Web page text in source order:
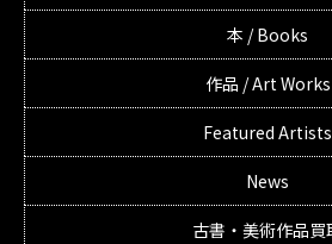
本 / Books
作品 / Art Works
Featured Artists
News
古書・美術作品買